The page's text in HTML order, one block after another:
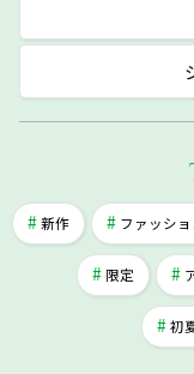
新作 ファッショ
限定
初